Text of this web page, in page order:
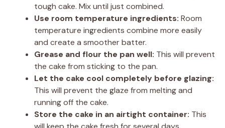
tough cake. Mix until just combined.
Use room temperature ingredients: Room
temperature ingredients combine more easily
and create a smoother batter.
Grease and flour the pan well: This will prevent
the cake from sticking to the pan.
Let the cake cool completely before glazing:
This will prevent the glaze from melting and
running off the cake.
Store the cake in an airtight container: This